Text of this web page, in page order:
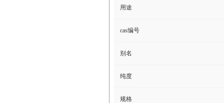
用途
cas编号
别名
纯度
规格